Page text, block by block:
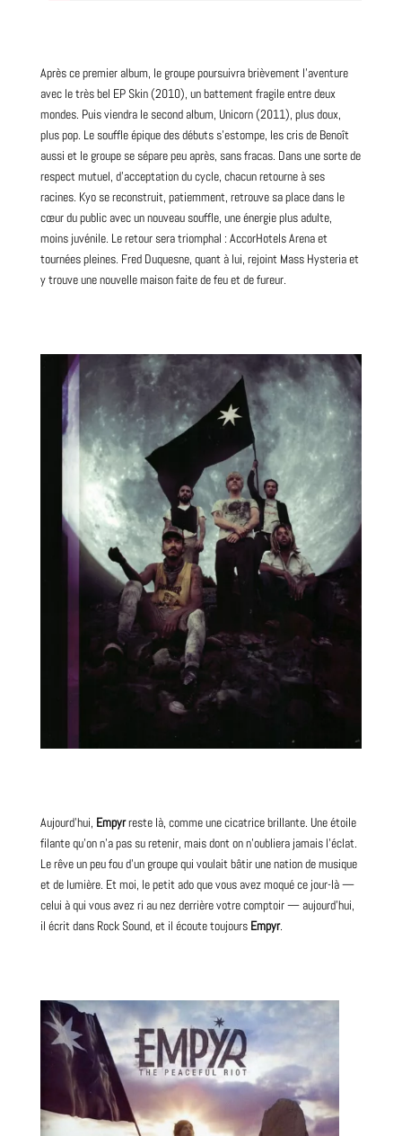
Après ce premier album, legroupepoursuivra brièvement l’aventure
avec le très bel EP Skin (2010), un battement fragile entre deux
mondes. Puis viendra le second album, Unicorn (2011), plus doux,
pluspop. Le souffle épique des débuts s’estompe, les cris de Benoît
aussi et le groupe se sépare peu après, sans fracas. Dans une sorte de
respect mutuel, d’acceptation du cycle, chacun retourne à ses
racines. Kyo se reconstruit, patiemment, retrouve sa place dans le
cœur du public avec un nouveau souffle, une énergie plus adulte,
moins juvénile. Le retour sera triomphal : AccorHotels Arena et
tournées pleines. Fred Duquesne, quant à lui, rejoint Mass Hysteriaet
y trouve une nouvellemaisonfaite de feu et de fureur.
Aujourd’hui, Empyrreste là, comme une cicatrice brillante. Une étoile
filante qu’on n’a pas su retenir, mais dont on n’oubliera jamais l’éclat.
Le rêve un peu fou d’un groupe qui voulait bâtir une nation de musique
et de lumière. Et moi, le petit ado que vous avez moqué ce jour-là —
celui à qui vous avez ri au nez derrière votre comptoir — aujourd’hui,
il écrit dans Rock Sound, et il écoute toujours Empyr.